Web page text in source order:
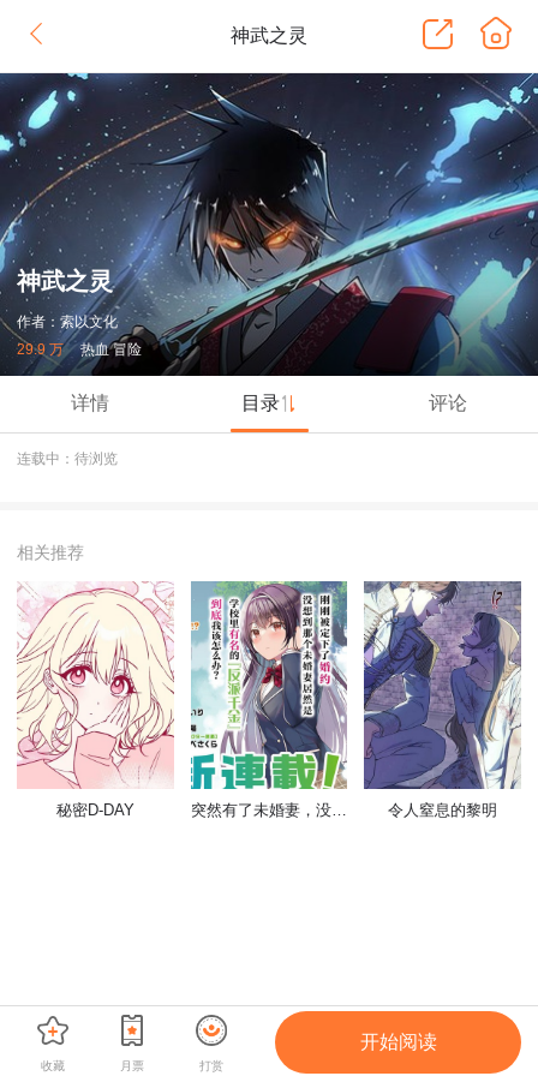
神武之灵
神武之灵
作者：索以文化
29.9 万
热血 冒险
详情 目录 评论
连载中：待浏览
相关推荐
秘密D-DAY 突然有了未婚妻，没想到对方竟是闻名全校的“反派千金”，这该如何是好？ 令人窒息的黎明
收藏 月票 打赏
开始阅读